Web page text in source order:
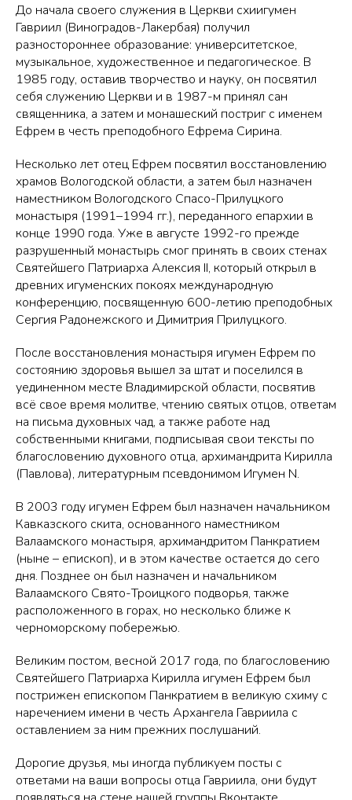
До начала своего служения в Церкви схиигумен
Гавриил (Виноградов-Лакербая) получил
разностороннее образование: университетское,
музыкальное, художественное и педагогическое. В
1985 году, оставив творчество и науку, он посвятил
себя служению Церкви и в 1987-м принял сан
священника, а затем и монашеский постриг с именем
Ефрем в честь преподобного Ефрема Сирина.
Несколько лет отец Ефрем посвятил восстановлению
храмов Вологодской области, а затем был назначен
наместником Вологодского Спасо-Прилуцкого
монастыря (1991–1994 гг.), переданного епархии в
конце 1990 года. Уже в августе 1992-го прежде
разрушенный монастырь смог принять в своих стенах
Святейшего Патриарха Алексия II, который открыл в
древних игуменских покоях международную
конференцию, посвященную 600-летию преподобных
Сергия Радонежского и Димитрия Прилуцкого.
После восстановления монастыря игумен Ефрем по
состоянию здоровья вышел за штат и поселился в
уединенном месте Владимирской области, посвятив
всё свое время молитве, чтению святых отцов, ответам
на письма духовных чад, а также работе над
собственными книгами, подписывая свои тексты по
благословению духовного отца, архимандрита Кирилла
(Павлова), литературным псевдонимом Игумен N.
В 2003 году игумен Ефрем был назначен начальником
Кавказского скита, основанного наместником
Валаамского монастыря, архимандритом Панкратием
(ныне – епископ), и в этом качестве остается до сего
дня. Позднее он был назначен и начальником
Валаамского Свято-Троицкого подворья, также
расположенного в горах, но несколько ближе к
черноморскому побережью.
Великим постом, весной 2017 года, по благословению
Святейшего Патриарха Кирилла игумен Ефрем был
пострижен епископом Панкратием в великую схиму с
наречением имени в честь Архангела Гавриила с
оставлением за ним прежних послушаний.
Дорогие друзья, мы иногда публикуем посты с
ответами на ваши вопросы отца Гавриила, они будут